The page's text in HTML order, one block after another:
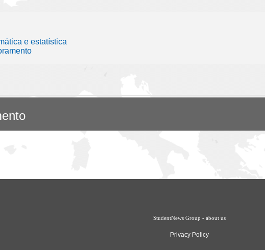
e estatística
StudentNews Group - about us
Privacy Policy